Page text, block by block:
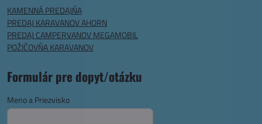
KAMENNÁ PREDAJŇA
PREDAJ KARAVANOV AHORN
PREDAJ CAMPERVANOV MEGAMOBIL
POŽIČOVŇA KARAVANOV
Formulár pre dopyt/otázku
Meno a Priezvisko